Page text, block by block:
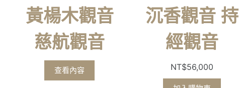
黃楊木觀音
慈航觀音
查看內容
沉香觀音 持
經觀音
NT$56,000